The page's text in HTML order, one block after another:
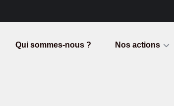
Qui sommes-nous ? Nos actions